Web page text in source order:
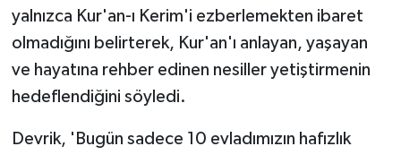
yalnızca Kur'an-ı Kerim'i ezberlemekten ibaret
olmadığını belirterek, Kur'an'ı anlayan, yaşayan
ve hayatına rehber edinen nesiller yetiştirmenin
hedeflendiğini söyledi.
Devrik, 'Bugün sadece 10 evladımızın hafızlık